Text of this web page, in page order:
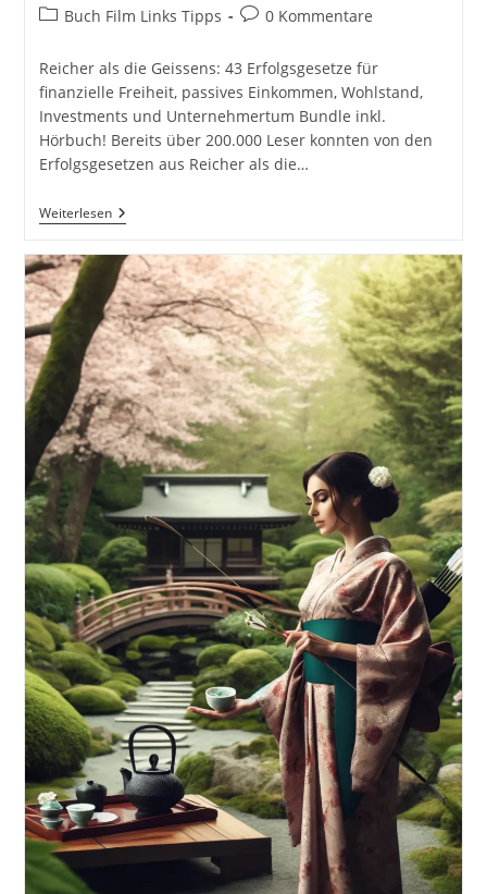
Autor: veröffentlicht:
Beitrags-
Buch Film Links Tipps
Beitrags-
0 Kommentare
Reicher als die Geissens: 43 Erfolgsgesetze für
finanzielle Freiheit, passives Einkommen, Wohlstand,
Investments und Unternehmertum Bundle inkl.
Hörbuch! Bereits über 200.000 Leser konnten von den
Erfolgsgesetzen aus Reicher als die…
WeiterlesenReicher
Als
Geissens:
Mit
Null
Euro
Startkapital
In
Fünf
Jahren
Zum
Immobilien-
Millionär
Unternehmer
Basics,
Investment,
Woher
Eigenkapital,
Umgang
Mit
Geld
&
Kontakten
Kurs
Von
Alex
Düsseldorf
Fischer